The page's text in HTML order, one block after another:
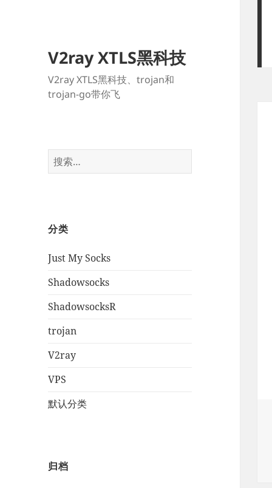
V2ray XTLS黑科技
V2ray XTLS黑科技、trojan和
trojan-go带你飞
搜
索：
分类
Just My Socks
Shadowsocks
ShadowsocksR
trojan
V2ray
VPS
默认分类
归档